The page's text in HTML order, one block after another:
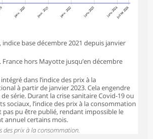
janv. 2020 janv. 2021 janv. 2022 janv.2023 janv.2024juillet 2024
indice base décembre 2021 depuis janvier
France hors Mayotte jusqu’en décembre
dans l’indice des prix à la
à partir de janvier 2023. Cela engendre
série. Durant la crise sanitaire Covid-19 ou
sociaux, l’indice des prix à la consommation
pas pu être publié, rendant impossible le
annuel certains mois.
des prix à la consommation.